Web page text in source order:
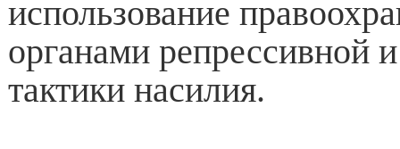
использование
органами репрессивной
тактики насилия.